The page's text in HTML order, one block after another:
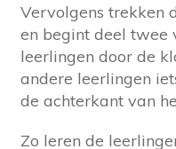
Vervolgens trekken
en begint deel twee
leerlingen door de
andere leerlingen
de achterkant van
Zo leren de